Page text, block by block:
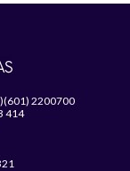
2200700
414